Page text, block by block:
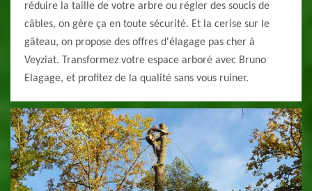
réduire la taille de votre arbre ou régler des soucis de
câbles, on gère ça en toute sécurité. Et la cerise sur le
gâteau, on propose des offres d'élagage pas cher à
Veyziat. Transformez votre espace arboré avec Bruno
Elagage, et profitez de la qualité sans vous ruiner.